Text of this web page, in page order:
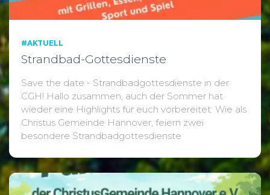
#AKTUELL
Strandbad-Gottesdienste
Save the date - Strandbadgottesdienste in der
CGH! Hallo zusammen, auch der Sommer hat
wieder eine Highlights für euch vorbereitet. Wie als
Christus Gemeinde Hannover, feiern zwei
besondere Strandbadgottesdienste